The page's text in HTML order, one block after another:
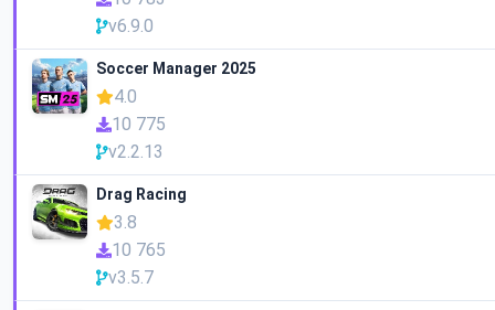
v6.9.0
Soccer Manager 2025
4.0
10 775
v2.2.13
Drag Racing
3.8
10 765
v3.5.7